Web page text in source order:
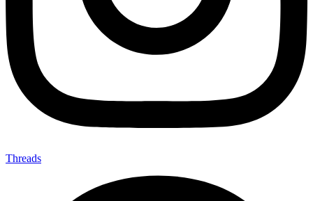
Threads